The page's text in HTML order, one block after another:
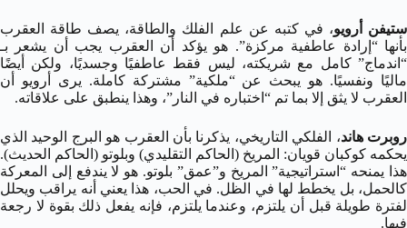
ستيفن أرويو، في كتبه عن علم الفلك والطاقة، يصف طاقة العقرب
بأنها “إرادة عاطفية مركزة”. هو يؤكد أن العقرب يجب أن يشعر بـ
“اندماج” كامل مع شريكته، ليس فقط عاطفيًا وجسديًا، ولكن أيضًا
ماليًا ونفسيًا. هو يبحث عن “ملكية” مشتركة كاملة. يرى أرويو أن
العقرب لا يثق إلا بما تم “اختباره في النار”، وهذا ينطبق على علاقاته.
روبرت هاند، الفلكي التاريخي، يذكرنا بأن العقرب هو البرج الوحيد الذي
يحكمه كوكبان قويان: المريخ (الحاكم التقليدي) وبلوتو (الحاكم الحديث).
هذا يمنحه “استراتيجية” المريخ و”عمق” بلوتو. هو لا يندفع إلى المعركة
كالحمل، بل يخطط لها في الظل. في الحب، هذا يعني أنه يراقب ويحلل
لفترة طويلة قبل أن يلتزم، وعندما يلتزم، فإنه يفعل ذلك بقوة لا رجعة
فيها.